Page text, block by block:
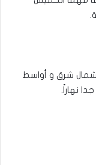
شمال شرق و أواسط
نهاراً.​​​​​​​​​​​​​​​​​​​​​​​​